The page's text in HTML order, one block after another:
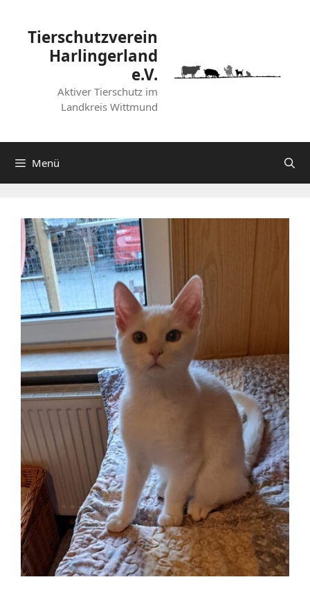
springenTierschutzverein
Harlingerland
e.V.
Aktiver Tierschutz im
Landkreis Wittmund
Menü